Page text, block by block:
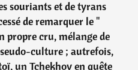
souriants et de tyrans
de remarquer le "
propre cru, mélange de
culture ; autrefois,
un Tchekhov en quête